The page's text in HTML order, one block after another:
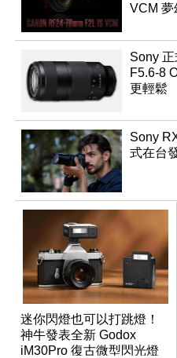
VCM 夢
Sony
F5.6-8
更輕鬆
Sony
式在台
迷你閃燈也可以打跳燈！
神牛發表全新 Godox
iM30Pro 復古微型閃光燈